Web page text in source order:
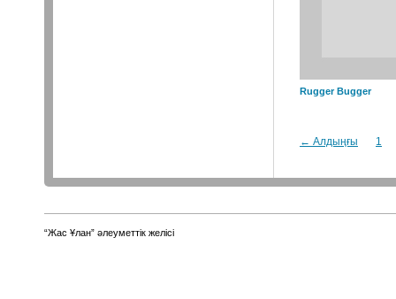
Rugger Bugger
← Алдыңғы 1
“Жас Ұлан” әлеуметтік желісі